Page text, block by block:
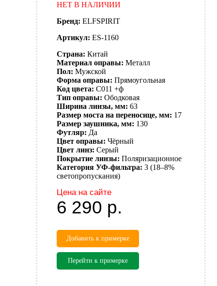
НЕТ В НАЛИЧИИ
Бренд: ELFSPIRIT
Артикул: ES-1160
Страна: Китай
Материал оправы: Металл
Пол: Мужской
Форма оправы: Прямоугольная
Код цвета: C011 +ф
Тип оправы: Ободковая
Ширина линзы, мм: 63
Размер моста на переносице, мм: 17
Размер заушника, мм: 130
Футляр: Да
Цвет оправы: Чёрный
Цвет линз: Серый
Покрытие линзы: Поляризационное
Категория УФ-фильтра: 3 (18–8%
светопропускания)
Цена на сайте
6 290 р.
Добавить к примерке
Перейти к примерке